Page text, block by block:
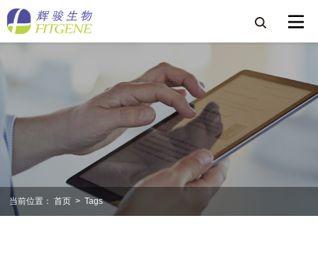
当前位置： 首页 > Tags